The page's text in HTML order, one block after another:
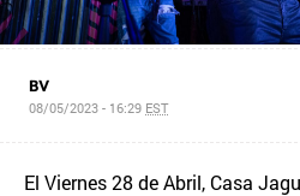
BV
08/05/2023 - 16:29 EST
El Viernes 28 de Abril, Casa